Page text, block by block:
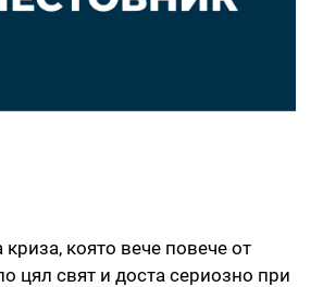
която вече повече от
цял свят и доста сериозно при